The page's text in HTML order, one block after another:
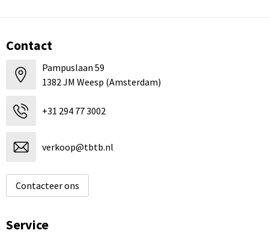
Contact
Pampuslaan 59
1382 JM Weesp (Amsterdam)
+31 294 77 3002
verkoop@tbtb.nl
Contacteer ons
Service